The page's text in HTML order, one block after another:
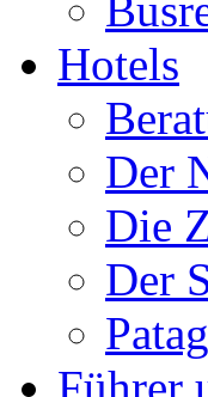
Hotels
Der
Die
Der